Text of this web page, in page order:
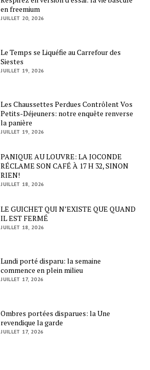
en freemium
JUILLET 20, 2026
Le Temps se Liquéfie au Carrefour des
Siestes
JUILLET 19, 2026
Les Chaussettes Perdues Contrôlent Vos
Petits-Déjeuners: notre enquête renverse
la panière
JUILLET 19, 2026
PANIQUE AU LOUVRE: LA JOCONDE
RÉCLAME SON CAFÉ À 17 H 32, SINON
RIEN!
JUILLET 18, 2026
LE GUICHET QUI N’EXISTE QUE QUAND
IL EST FERMÉ
JUILLET 18, 2026
Lundi porté disparu: la semaine
commence en plein milieu
JUILLET 17, 2026
Ombres portées disparues: la Une
revendique la garde
JUILLET 17, 2026